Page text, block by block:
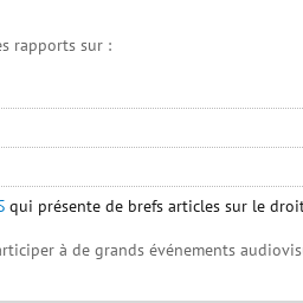
rapports sur :
qui présente de brefs articles sur le
à de grands événements